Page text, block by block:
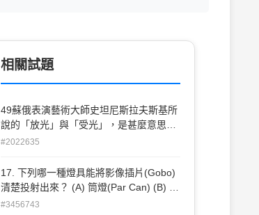
相關試題
49蘇俄表演藝術大師史坦尼斯拉夫斯基所
說的「放光」與「受光」，是甚麼意思？
(A)燈光的調節 (B)演員的交流 (C)劇作家
#2022635
17. 下列哪一種燈具能將影像插片(Gobo)
清楚投射出來？ (A) 筒燈(Par Can) (B) 佛
式聚光燈(Fresnel Lens Spotlight) (C) 平
#3456743